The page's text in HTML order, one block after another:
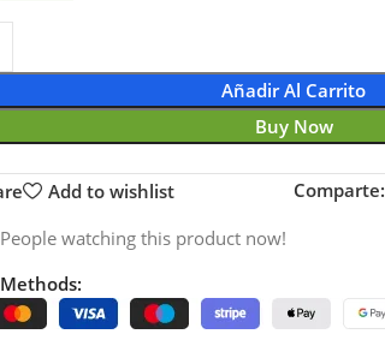
Añadir Al Carrito
Buy Now
Add to wishlist Comparte:
People watching this product now!